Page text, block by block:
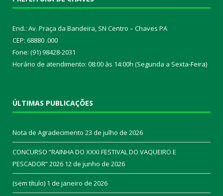
End.: Av. Praça da Bandeira, SN Centro – Chaves PA
CEP: 68880 .000
Fone: (91) 98428-2031
Horário de atendimento: 08:00 às 14:00h (Segunda a Sexta-Feira)
ÚLTIMAS PUBLICAÇÕES
Nota de Agradecimento 23 de julho de 2026
CONCURSO “RAINHA DO XXXI FESTIVAL DO VAQUEIRO E
PESCADOR” 2026 12 de junho de 2026
(sem título) 1 de janeiro de 2026